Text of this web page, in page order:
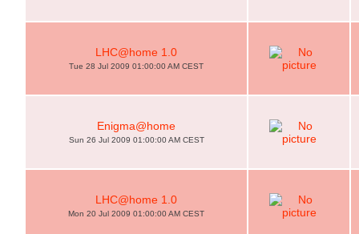
LHC@home 1.0
Tue 28 Jul 2009 01:00:00 AM CEST
Enigma@home
Sun 26 Jul 2009 01:00:00 AM CEST
LHC@home 1.0
Mon 20 Jul 2009 01:00:00 AM CEST